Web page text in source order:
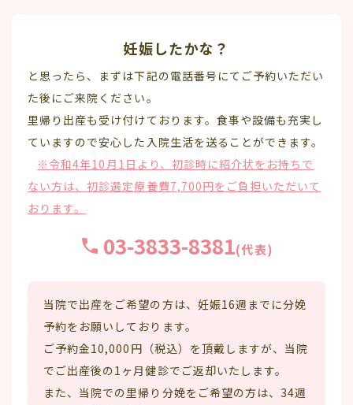
妊娠したかな？
と思ったら、まずは下記の電話番号にてご予約いただい
た後にご来院ください。
里帰り出産も受け付けております。食事や設備も充実し
ていますので安心した入院生活を送ることができます。
※令和4年10月1日より、初診時に紹介状をお持ちで
ない方は、初診選定療養費7,700円をご負担いただいて
おります。
03-3833-8381(代表)
当院で出産をご希望の方は、妊娠16週までに分娩
予約をお願いしております。
ご予約金10,000円（税込）を頂戴しますが、当院
でご出産後の1ヶ月健診でご返却いたします。
また、当院での里帰り分娩をご希望の方は、34週